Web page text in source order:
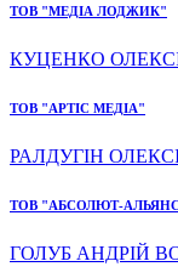
ТОВ "МЕДІА ЛОДЖИК"
КУЦЕНКО
ТОВ "АРТІС МЕДІА"
РАЛДУГІН
ТОВ "АБСОЛЮТ-
ГОЛУБ АНДРІЙ